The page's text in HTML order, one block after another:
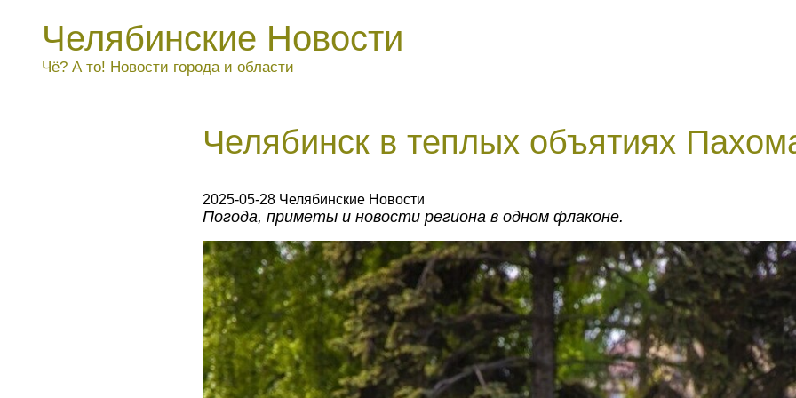
Челябинские Новости
Чё? А то! Новости города и области
Челябинск в теплых объятиях
2025-05-28 Челябинские Новости
Погода, приметы и новости региона в одном флаконе.